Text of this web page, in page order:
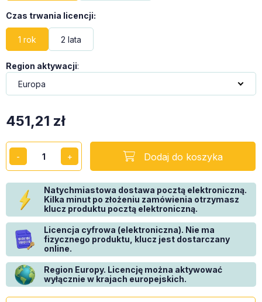
Czas trwania licencji:
1 rok 2 lata
Region aktywacji:
451,21 zł
Dodaj do koszyka
Natychmiastowa dostawa pocztą elektroniczną.
Kilka minut po złożeniu zamówienia otrzymasz
klucz produktu pocztą elektroniczną.
Licencja cyfrowa (elektroniczna). Nie ma
fizycznego produktu, klucz jest dostarczany
online.
Region Europy. Licencję można aktywować
wyłącznie w krajach europejskich.